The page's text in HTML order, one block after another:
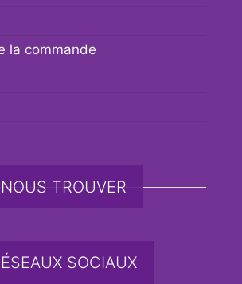
la commande
NOUS TROUVER
SOCIAUX